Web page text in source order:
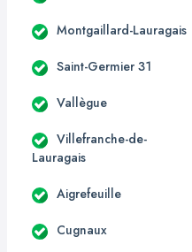
Montgaillard-Lauragais
Saint-Germier 31
Vallègue
Villefranche-de-
Lauragais
Aigrefeuille
Cugnaux